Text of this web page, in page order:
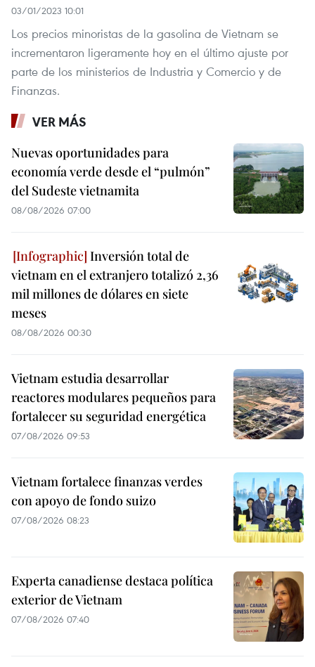
03/01/2023 10:01
Los precios minoristas de la gasolina de Vietnam se
incrementaron ligeramente hoy en el último ajuste por
parte de los ministerios de Industria y Comercio y de
Finanzas.
VER MÁS
Nuevas oportunidades para
economía verde desde el “pulmón”
del Sudeste vietnamita
08/08/2026 07:00
Inversión total de
vietnam en el extranjero totalizó 2,36
mil millones de dólares en siete
meses
08/08/2026 00:30
Vietnam estudia desarrollar
reactores modulares pequeños para
fortalecer su seguridad energética
07/08/2026 09:53
Vietnam fortalece finanzas verdes
con apoyo de fondo suizo
07/08/2026 08:23
Experta canadiense destaca política
exterior de Vietnam
07/08/2026 07:40